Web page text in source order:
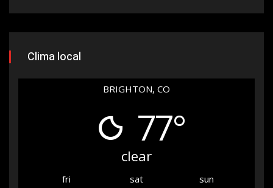
Clima local
BRIGHTON, CO
77°
clear
fri sat
sun